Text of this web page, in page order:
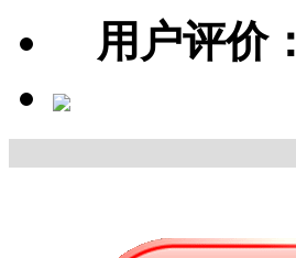
用户评价：